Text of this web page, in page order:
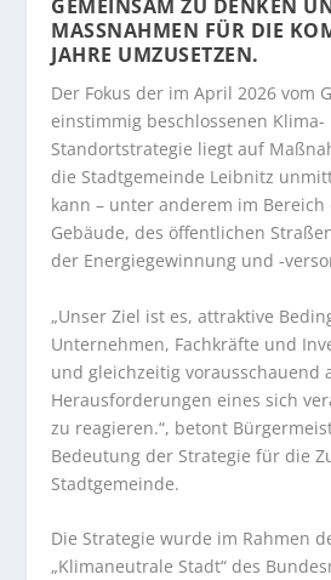
GEMEINSAM ZU DENKEN
MASSNAHMEN FÜR DIE
AHRE UMZUSETZEN.
Der Fokus der im April 2026 vom
einstimmig beschlossenen Klima-
Standortstrategie liegt auf
die Stadtgemeinde Leibnitz
kann – unter anderem im
Gebäude, des öffentlichen
der Energiegewinnung und -
„Unser Ziel ist es, attraktive
Unternehmen, Fachkräfte und
und gleichzeitig vorausschauend
Herausforderungen eines sich
zu reagieren.“, betont
Bedeutung der Strategie für die
Stadtgemeinde.
Die Strategie wurde im Rahmen
„Klimaneutrale Stadt“ des